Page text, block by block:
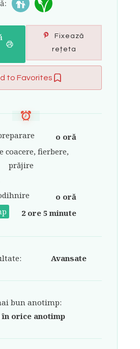
Fixează
rețeta
to Favorites
o oră
coacere, fierbere,
prăjire
o oră
2 ore 5 minute
Avansate
bun anotimp:
orice anotimp